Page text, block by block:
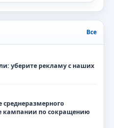
Все
уберите рекламу с наших
среднеразмерного
кампании по сокращению